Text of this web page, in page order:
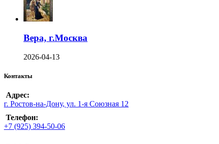
Вера, г.Москва
2026-04-13
Контакты
Адрес:
г. Ростов-на-Дону, ул. 1-я Союзная 12
Телефон:
+7 (925) 394-50-06